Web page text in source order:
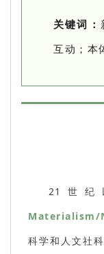
关键词：
互动；本
21世纪
Materialism/
科学和人文社